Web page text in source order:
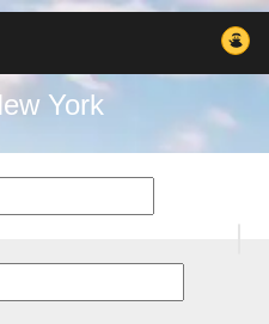
York